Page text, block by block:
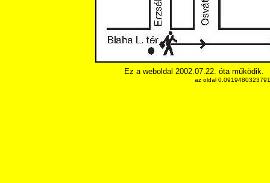
Ez a weboldal 2002.07.22. óta működik.
az oldal